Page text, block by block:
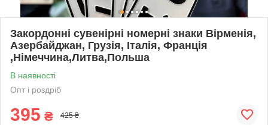
Закордонні сувенірні номерні знаки Вірменія,
Азербайджан, Грузія, Італія, Франція
,Німеччина,Литва,Польша
В наявності
Опт і роздріб
395 ₴ 425 ₴